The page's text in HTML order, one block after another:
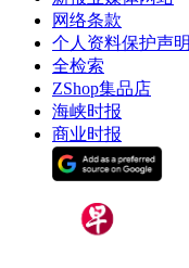
网络条款
个人资料保护声明
全检索
ZShop集品店
海峡时报
商业时报